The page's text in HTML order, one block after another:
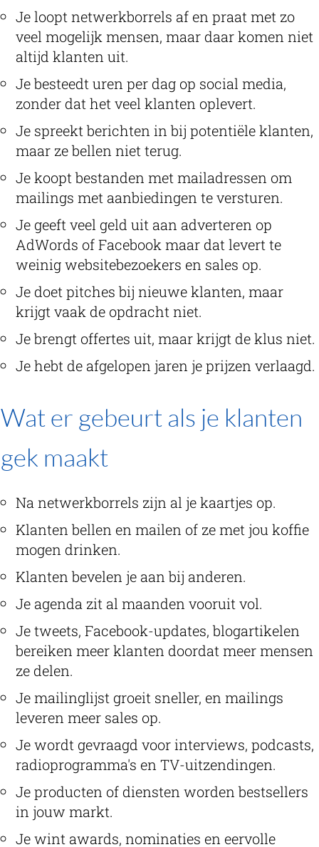
Je loopt netwerkborrels af en praat met zo
veel mogelijk mensen, maar daar komen niet
altijd klanten uit.
Je besteedt uren per dag op social media,
zonder dat het veel klanten oplevert.
Je spreekt berichten in bij potentiële klanten,
maar ze bellen niet terug.
Je koopt bestanden met mailadressen om
mailings met aanbiedingen te versturen.
Je geeft veel geld uit aan adverteren op
AdWords of Facebook maar dat levert te
weinig websitebezoekers en sales op.
Je doet pitches bij nieuwe klanten, maar
krijgt vaak de opdracht niet.
Je brengt offertes uit, maar krijgt de klus niet.
Je hebt de afgelopen jaren je prijzen verlaagd.
Wat er gebeurt als je klanten
gek maakt
Na netwerkborrels zijn al je kaartjes op.
Klanten bellen en mailen of ze met jou koffie
mogen drinken.
Klanten bevelen je aan bij anderen.
Je agenda zit al maanden vooruit vol.
Je tweets, Facebook-updates, blogartikelen
bereiken meer klanten doordat meer mensen
ze delen.
Je mailinglijst groeit sneller, en mailings
leveren meer sales op.
Je wordt gevraagd voor interviews, podcasts,
radioprogramma's en TV-uitzendingen.
Je producten of diensten worden bestsellers
in jouw markt.
Je wint awards, nominaties en eervolle